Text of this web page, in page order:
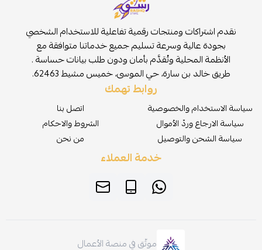
نقدم اشتراكات ومنتجات رقمية تفاعلية للاستخدام الشخصي
بجودة عالية وسرعة تسليم جميع خدماتنا متوافقة مع
الأنظمة المحلية وتُقدَّم بأمان ودون طلب بيانات حساسة .
طريق خالد بن سارة، حي الموسى، خميس مشيط 62463.
روابط تهمك
سياسة الاستخدام والخصوصية
سياسة الارجاع وردّ الأموال
سياسة الشحن والتوصيل
اتصل بنا
الشروط والاحكام
من نحن
خدمة العملاء
موثّق في منصة الأعمال